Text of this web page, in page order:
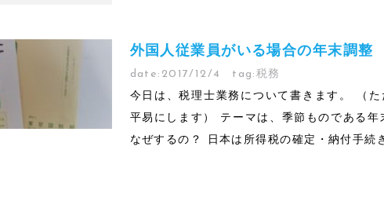
外国人従業員がいる場合の年末調整
date: 2017/12/4 tag: 税務
今日は、税理士業務について書きます。 （
平易にします） テーマは、季節ものである
なぜするの？ 日本は所得税の確定・納付手続